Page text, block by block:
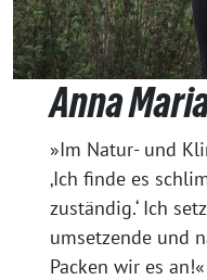
Anna
»Im Natur- und
‚Ich finde es
zuständig.‘ Ich
umsetzende und
Packen wir es an!«